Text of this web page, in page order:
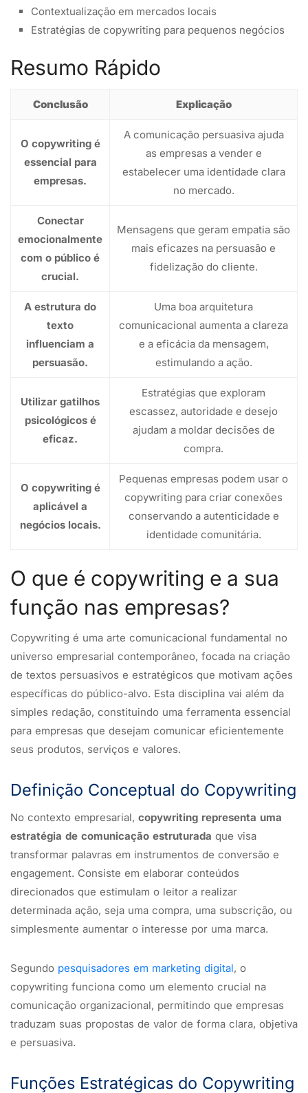
Contextualização em mercados locais
Estratégias de copywriting para pequenos negócios
Resumo Rápido
Conclusão Explicação
O copywriting é
essencial para
empresas.
A comunicação persuasiva ajuda
as empresas a vender e
estabelecer uma identidade clara
no mercado.
Conectar
emocionalmente
com o público é
crucial.
Mensagens que geram empatia são
mais eficazes na persuasão e
fidelização do cliente.
A estrutura do
texto
influenciam a
persuasão.
Uma boa arquitetura
comunicacional aumenta a clareza
e a eficácia da mensagem,
estimulando a ação.
Utilizar gatilhos
psicológicos é
eficaz.
Estratégias que exploram
escassez, autoridade e desejo
ajudam a moldar decisões de
compra.
O copywriting é
aplicável a
negócios locais.
Pequenas empresas podem usar o
copywriting para criar conexões
conservando a autenticidade e
identidade comunitária.
O que é copywriting e a sua
função nas empresas?
Copywriting é uma arte comunicacional fundamental no
universo empresarial contemporâneo, focada na criação
de textos persuasivos e estratégicos que motivam ações
específicas do público-alvo. Esta disciplina vai além da
simples redação, constituindo uma ferramenta essencial
para empresas que desejam comunicar eficientemente
seus produtos, serviços e valores.
Definição Conceptual do Copywriting
No contexto empresarial, copywriting representa uma
estratégia de comunicação estruturada que visa
transformar palavras em instrumentos de conversão e
engagement. Consiste em elaborar conteúdos
direcionados que estimulam o leitor a realizar
determinada ação, seja uma compra, uma subscrição, ou
simplesmente aumentar o interesse por uma marca.
Segundo pesquisadores em marketing digital, o
copywriting funciona como um elemento crucial na
comunicação organizacional, permitindo que empresas
traduzam suas propostas de valor de forma clara, objetiva
e persuasiva.
Funções Estratégicas do Copywriting